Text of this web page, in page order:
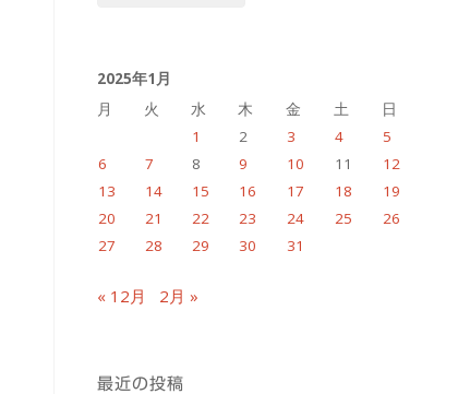
ブ
2025年1月
月
火 水 木 金 土
日
1
2 3 4
5
6
7 8 9 10 11
12
13
14 15 16 17 18
19
20
21 22 23 24 25
26
27
28 29 30 31
« 12月 2月 »
最近の投稿